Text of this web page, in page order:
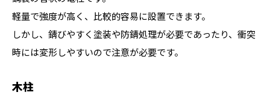
軽量で強度が高く、比較的容易に設置できます。
しかし、錆びやすく塗装や防錆処理が必要であったり、衝突
時には変形しやすいので注意が必要です。
木柱